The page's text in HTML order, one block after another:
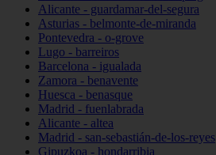
Alicante - guardamar-del-segura
Asturias - belmonte-de-miranda
Pontevedra - o-grove
Lugo - barreiros
Barcelona - igualada
Zamora - benavente
Huesca - benasque
Madrid - fuenlabrada
Alicante - altea
Madrid - san-sebastián-de-los-reyes
Gipuzkoa - hondarribia